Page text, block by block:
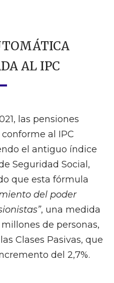
AL IPC
las pensiones
al IPC
el antiguo índice
Seguridad Social,
que esta fórmula
del poder
, una medida
de personas,
Clases Pasivas, que
del 2,7%.